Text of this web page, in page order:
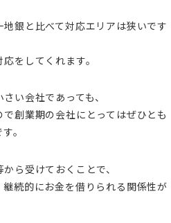
銀と比べて対応エリアは狭いです
をしてくれます。
い会社であっても、
創業期の会社にとってはぜひとも
。
ら受けておくことで、
続的にお金を借りられる関係性が